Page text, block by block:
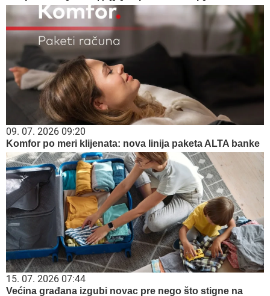
09. 07. 2026 09:20
Komfor po meri klijenata: nova linija paketa ALTA banke
15. 07. 2026 07:44
Većina građana izgubi novac pre nego što stigne na